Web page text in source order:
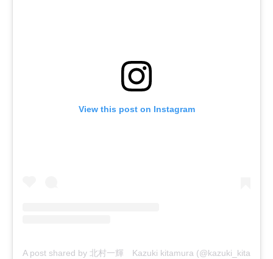
View this post on Instagram
A post shared by 北村一輝 Kazuki kitamura